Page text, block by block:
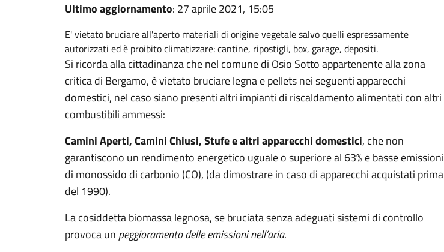
Ultimo aggiornamento: 27 aprile 2021, 15:05
E' vietato bruciare all'aperto materiali di origine vegetale salvo quelli espressamente
autorizzati ed è proibito climatizzare: cantine, ripostigli, box, garage, depositi.
Si ricorda alla cittadinanza che nel comune di Osio Sotto appartenente alla zona
critica di Bergamo, è vietato bruciare legna e pellets nei seguenti apparecchi
domestici, nel caso siano presenti altri impianti di riscaldamento alimentati con altri
combustibili ammessi:
Camini Aperti, Camini Chiusi, Stufe e altri apparecchi domestici, che non
garantiscono un rendimento energetico uguale o superiore al 63% e basse emissioni
di monossido di carbonio (CO), (da dimostrare in caso di apparecchi acquistati prima
del 1990).
La cosiddetta biomassa legnosa, se bruciata senza adeguati sistemi di controllo
provoca un peggioramento delle emissioni nell’aria.